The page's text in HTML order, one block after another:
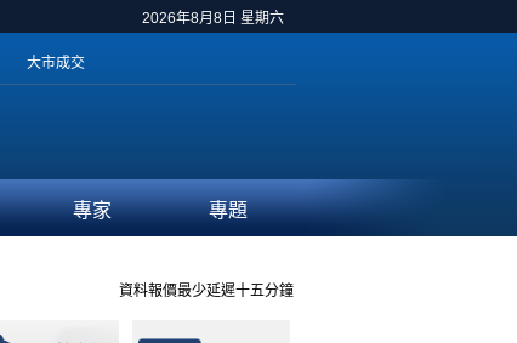
2026年8月8日 星期六
大市成交
專家 專題
資料報價最少延遲十五分鐘